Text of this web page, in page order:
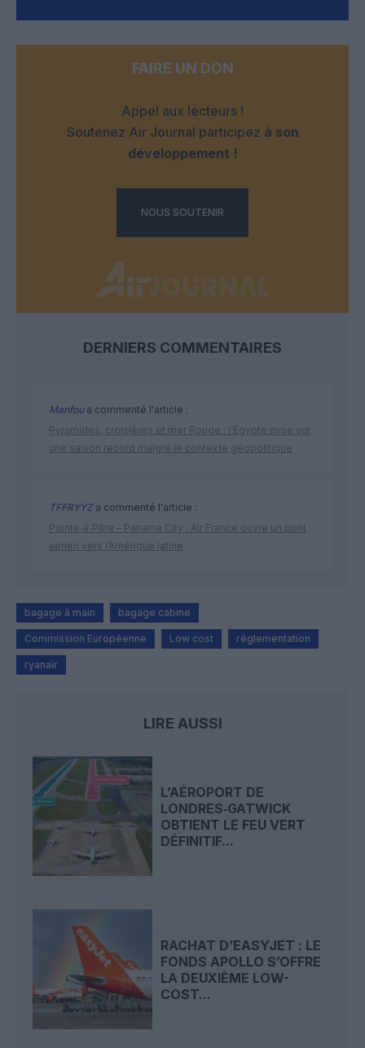
FAIRE UN DON
Appel aux lecteurs !
Soutenez Air Journal participez à son
développement !
NOUS SOUTENIR
DERNIERS COMMENTAIRES
Manfoua commenté l'article :
Pyramides, croisières et mer Rouge : l’Égypte mise sur
une saison record malgré le contexte géopolitique
TFFRYYZa commenté l'article :
Pointe‑à‑Pitre – Panama City : Air France ouvre un pont
aérien vers l’Amérique latine
bagage à main bagage cabine
Commission Européenne Low cost réglementation
ryanair
LIRE AUSSI
L’AÉROPORT DE
LONDRES‑GATWICK
OBTIENT LE FEU VERT
DÉFINITIF...
RACHAT D’EASYJET : LE
FONDS APOLLO S’OFFRE
LA DEUXIÈME LOW-
COST...